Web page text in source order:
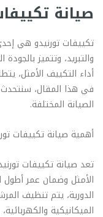
صيانة
تكييفات تورنيدو هي
والتبريد، وتتميز
أداء التكييف الأمثل،
في هذا المقال، سنتحدث
الصيانة المختلفة.
أهمية صيانة تكييفات
تعد صيانة تكييفات
الأمثل وضمان عمر أطول
الدورية، يتم تنظيف
الميكانيكية